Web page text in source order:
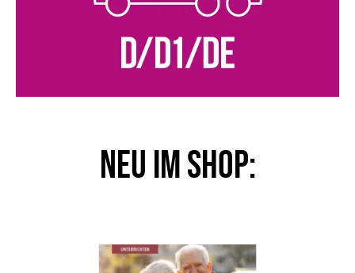
NEU im Shop: